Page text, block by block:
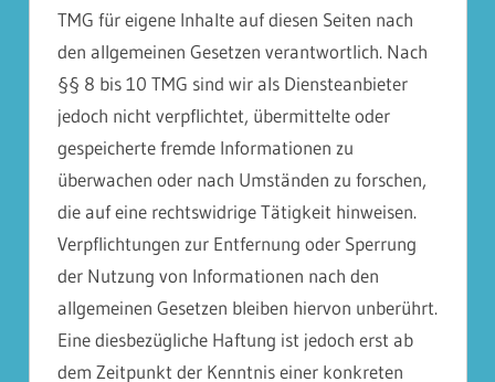
TMG für eigene Inhalte auf diesen Seiten nach
den allgemeinen Gesetzen verantwortlich. Nach
§§ 8 bis 10 TMG sind wir als Diensteanbieter
jedoch nicht verpflichtet, übermittelte oder
gespeicherte fremde Informationen zu
überwachen oder nach Umständen zu forschen,
die auf eine rechtswidrige Tätigkeit hinweisen.
Verpflichtungen zur Entfernung oder Sperrung
der Nutzung von Informationen nach den
allgemeinen Gesetzen bleiben hiervon unberührt.
Eine diesbezügliche Haftung ist jedoch erst ab
dem Zeitpunkt der Kenntnis einer konkreten